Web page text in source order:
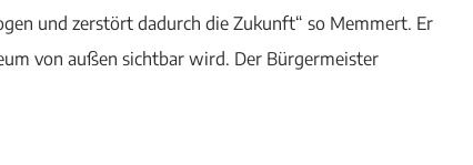
und zerstört dadurch die Zukunft“ so Memmert. Er
von außen sichtbar wird. Der Bürgermeister